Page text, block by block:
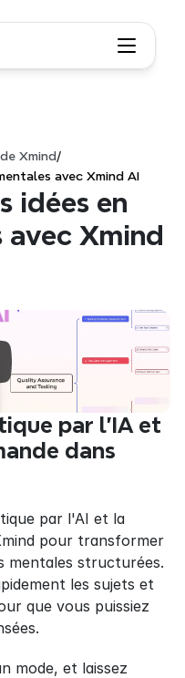
Xmind /
avec Xmind AI
idées en
Xmind
par l'IA et
dans
par l'AI et la
pour transformer
mentales structurées.
les sujets et
que vous puissiez
mode, et laissez